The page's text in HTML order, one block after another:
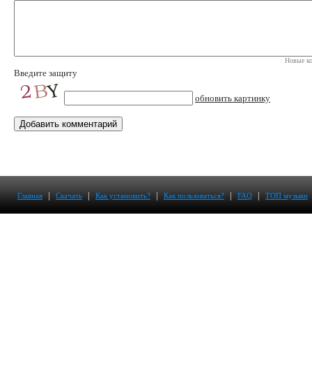
Новые
Введите защиту
обновить картинку
Главная | Скачать | Как установить? | Как пользоваться? | FAQ | ТОП музыки